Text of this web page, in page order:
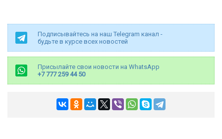
Подписывайтесь на наш Telegram канал -
будьте в курсе всех новостей
Присылайте свои новости на WhatsApp
+7 777 259 44 50